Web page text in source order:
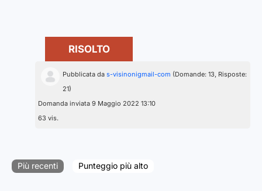
RISOLTO
Pubblicata da s-visinonigmail-com (Domande: 13, Risposte:
21)
Domanda inviata 9 Maggio 2022 13:10
63 vis.
Più recenti Punteggio più alto